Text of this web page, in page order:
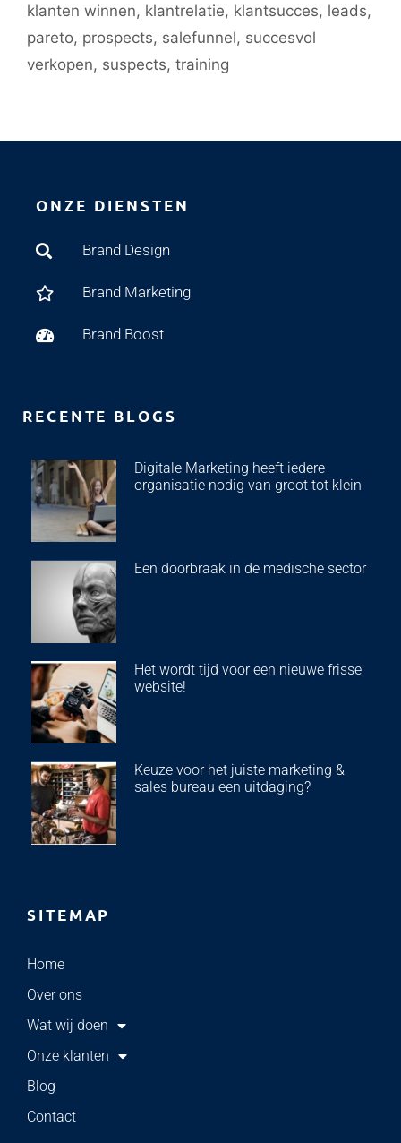
klanten winnen, klantrelatie, klantsucces, leads,
pareto, prospects, salefunnel, succesvol
verkopen, suspects, training
ONZE DIENSTEN
Brand Design
Brand Marketing
Brand Boost
RECENTE BLOGS
Digitale Marketing heeft iedere
organisatie nodig van groot tot klein
Een doorbraak in de medische sector
Het wordt tijd voor een nieuwe frisse
website!
Keuze voor het juiste marketing &
sales bureau een uitdaging?
SITEMAP
Home
Over ons
Wat wij doen
Onze klanten
Blog
Contact